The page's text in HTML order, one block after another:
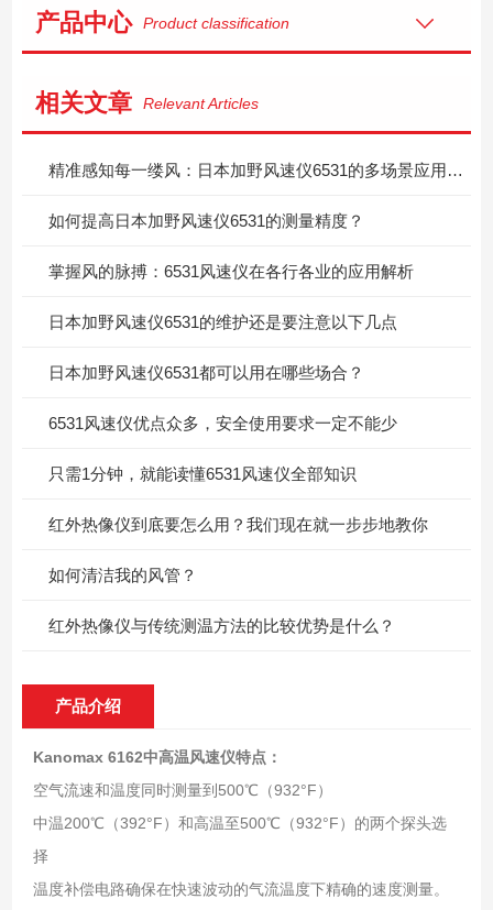
产品中心 Product classification
相关文章 Relevant Articles
精准感知每一缕风：日本加野风速仪6531的多场景应用价值
如何提高日本加野风速仪6531的测量精度？
掌握风的脉搏：6531风速仪在各行各业的应用解析
日本加野风速仪6531的维护还是要注意以下几点
日本加野风速仪6531都可以用在哪些场合？
6531风速仪优点众多，安全使用要求一定不能少
只需1分钟，就能读懂6531风速仪全部知识
红外热像仪到底要怎么用？我们现在就一步步地教你
如何清洁我的风管？
红外热像仪与传统测温方法的比较优势是什么？
产品介绍
Kanomax 6162中高温风速仪特点：
空气流速和温度同时测量到500℃（932°F）
中温200℃（392°F）和高温至500℃（932°F）的两个探头选
择
温度补偿电路确保在快速波动的气流温度下精确的速度测量。